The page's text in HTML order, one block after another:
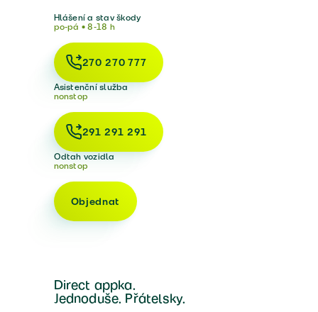
Hlášení a stav škody
po-pá • 8-18 h
270 270 777
Asistenční služba
nonstop
291 291 291
Odtah vozidla
nonstop
Objednat
Direct appka.
Jednoduše. Přátelsky.